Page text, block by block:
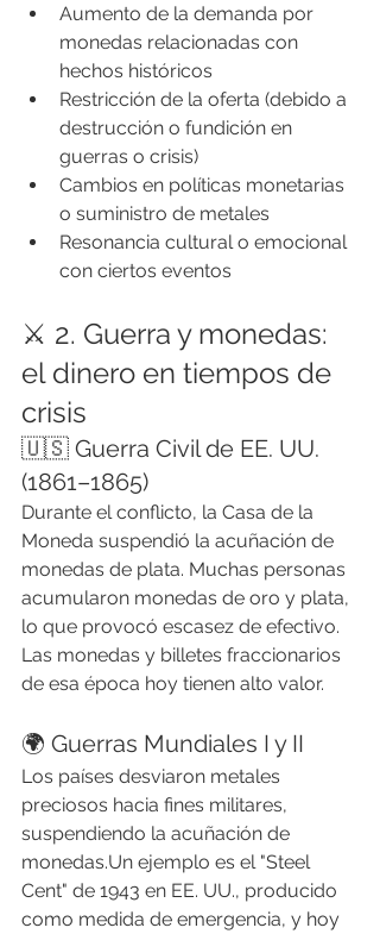
Aumento de la demanda por
monedas relacionadas con
hechos históricos
Restricción de la oferta (debido a
destrucción o fundición en
guerras o crisis)
Cambios en políticas monetarias
o suministro de metales
Resonancia cultural o emocional
con ciertos eventos
⚔️ 2. Guerra y monedas:
el dinero en tiempos de
crisis
🇺🇸 Guerra Civil de EE. UU.
(1861–1865)
Durante el conflicto, la Casa de la
Moneda suspendió la acuñación de
monedas de plata. Muchas personas
acumularon monedas de oro y plata,
lo que provocó escasez de efectivo.
Las monedas y billetes fraccionarios
de esa época hoy tienen alto valor.
🌍 Guerras Mundiales I y II
Los países desviaron metales
preciosos hacia fines militares,
suspendiendo la acuñación de
monedas.Un ejemplo es el "Steel
Cent" de 1943 en EE. UU., producido
como medida de emergencia, y hoy